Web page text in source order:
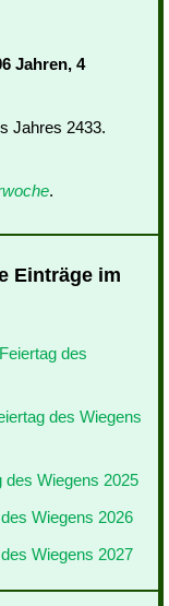
Jahren, 4
Jahres 2433.
.
Einträge im
Feiertag des
des Wiegens
des Wiegens 2025
Wiegens 2026
Wiegens 2027